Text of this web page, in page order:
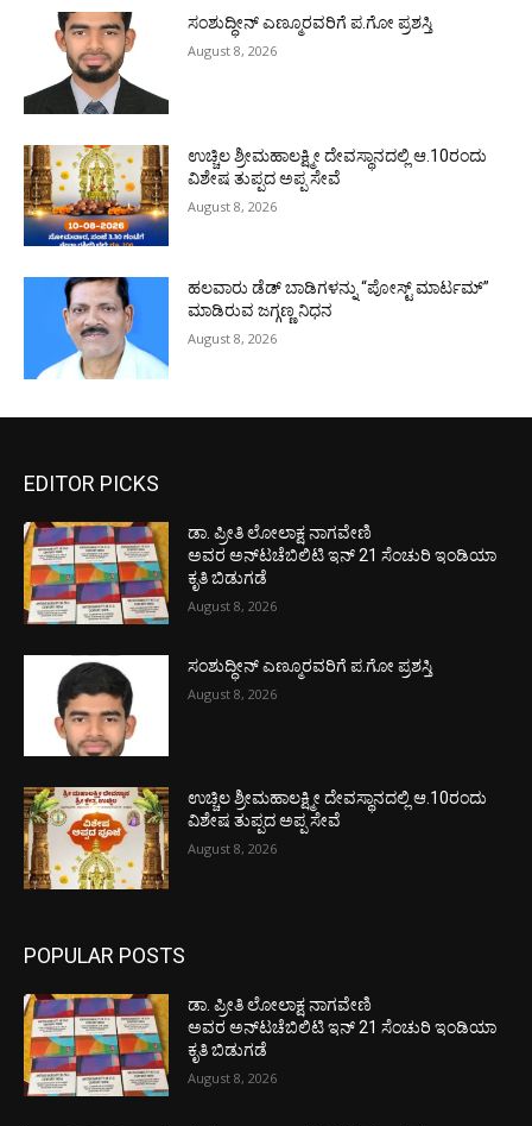
ಸಂಶುದ್ಧೀನ್ ಎಣ್ಮೂರವರಿಗೆ ಪ.ಗೋ ಪ್ರಶಸ್ತಿ
August 8, 2026
ಉಚ್ಚಿಲ ಶ್ರೀಮಹಾಲಕ್ಷ್ಮೀ ದೇವಸ್ಥಾನದಲ್ಲಿ ಆ.10ರಂದು
ವಿಶೇಷ ತುಪ್ಪದ ಅಪ್ಪ ಸೇವೆ
August 8, 2026
ಹಲವಾರು ಡೆಡ್ ಬಾಡಿಗಳನ್ನು “ಪೋಸ್ಟ್ ಮಾರ್ಟಮ್”
ಮಾಡಿರುವ ಜಗ್ಗಣ್ಣ ನಿಧನ
August 8, 2026
EDITOR PICKS
ಡಾ. ಪ್ರೀತಿ ಲೋಲಾಕ್ಷ ನಾಗವೇಣಿ
ಅವರ ಅನ್‌ಟಚೆಬಿಲಿಟಿ ಇನ್ 21 ಸೆಂಚುರಿ ಇಂಡಿಯಾ
ಕೃತಿ ಬಿಡುಗಡೆ
August 8, 2026
ಸಂಶುದ್ಧೀನ್ ಎಣ್ಮೂರವರಿಗೆ ಪ.ಗೋ ಪ್ರಶಸ್ತಿ
August 8, 2026
ಉಚ್ಚಿಲ ಶ್ರೀಮಹಾಲಕ್ಷ್ಮೀ ದೇವಸ್ಥಾನದಲ್ಲಿ ಆ.10ರಂದು
ವಿಶೇಷ ತುಪ್ಪದ ಅಪ್ಪ ಸೇವೆ
August 8, 2026
POPULAR POSTS
ಡಾ. ಪ್ರೀತಿ ಲೋಲಾಕ್ಷ ನಾಗವೇಣಿ
ಅವರ ಅನ್‌ಟಚೆಬಿಲಿಟಿ ಇನ್ 21 ಸೆಂಚುರಿ ಇಂಡಿಯಾ
ಕೃತಿ ಬಿಡುಗಡೆ
August 8, 2026